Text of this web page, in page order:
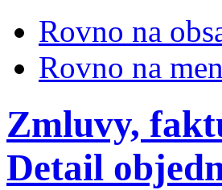
Rovno na
Rovno na
Zmluvy,
Detail